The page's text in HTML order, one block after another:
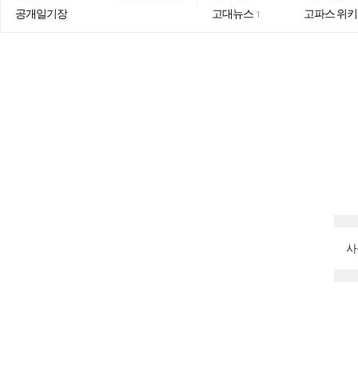
공개일기장 고대뉴스 1
고파스 위키